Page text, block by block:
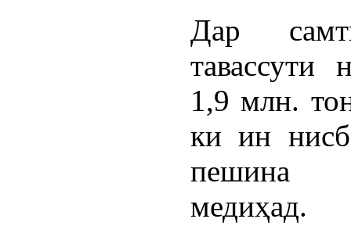
Дар
тавассути
1,9 млн.
ки ин
пешина
медиҳад.